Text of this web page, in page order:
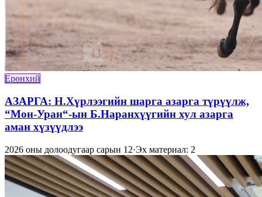
Ерөнхий
АЗАРГА: Н.Хүрлээгийн шарга азарга түрүүлж,
“Мон-Уран“-ын Б.Наранхүүгийн хул азарга
аман хүзүүдлээ
2026 оны долоодугаар сарын 12·Эх материал: 2